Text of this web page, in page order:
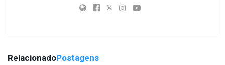
RelacionadoPostagens